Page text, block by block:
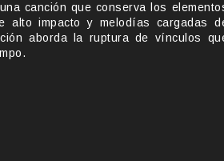
canción que conserva los
alto impacto y melodías cargadas
aborda la ruptura de vínculos